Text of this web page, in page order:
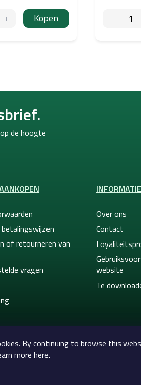
By continuing to browse this
more here.
Kopen
de hoogte
of retourneren van
vragen
Over ons
Contact
website
Te